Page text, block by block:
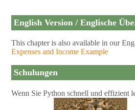
English Version / Englische
This chapter is also available in our
Expenses and Income Example
Schulungen
Wenn Sie Python schnell und effizient